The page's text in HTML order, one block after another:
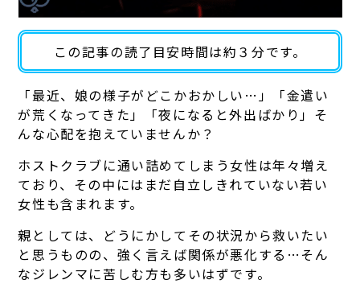
この記事の読了目安時間は約３分です。
「最近、娘の様子がどこかおかしい…」「金遣い
が荒くなってきた」「夜になると外出ばかり」そ
んな心配を抱えていませんか？
ホストクラブに通い詰めてしまう女性は年々増え
ており、その中にはまだ自立しきれていない若い
女性も含まれます。
親としては、どうにかしてその状況から救いたい
と思うものの、強く言えば関係が悪化する…そん
なジレンマに苦しむ方も多いはずです。